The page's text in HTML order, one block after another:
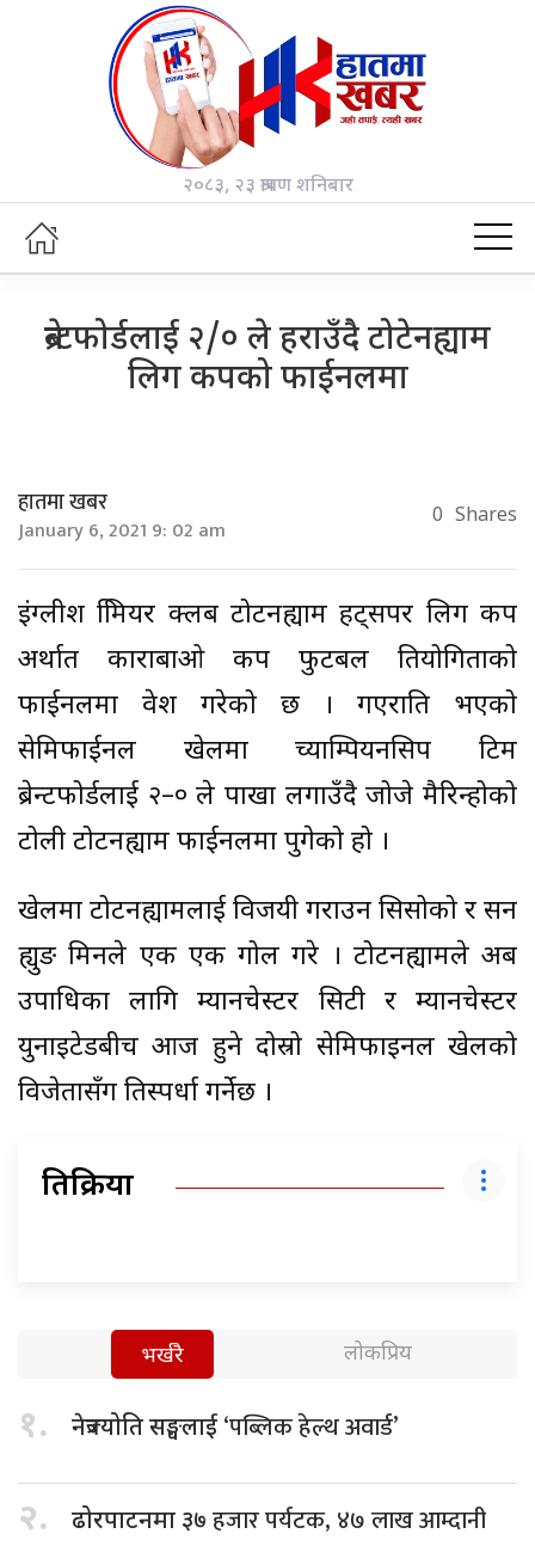
२०८३, २३ श्रावण शनिबार
ब्रेन्टफोर्डलाई २/० ले हराउँदै टोटेनह्याम
लिग कपको फाईनलमा
हातमा खबर
January 6, 2021 9: 02 am 0 Shares
इंग्लीश प्रिमियर क्लब टोटनह्याम हट्सपर लिग कप
अर्थात काराबाओ कप फुटबल प्रतियोगिताको
फाईनलमा प्रवेश गरेको छ । गएराति भएको
सेमिफाईनल खेलमा च्याम्पियनसिप टिम
ब्रेन्टफोर्डलाई २–० ले पाखा लगाउँदै जोजे मैरिन्होको
टोली टोटनह्याम फाईनलमा पुगेको हो ।
खेलमा टोटनह्यामलाई विजयी गराउन सिसोको र सन
ह्युङ मिनले एक एक गोल गरे । टोटनह्यामले अब
उपाधिका लागि म्यानचेस्टर सिटी र म्यानचेस्टर
युनाइटेडबीच आज हुने दोस्रो सेमिफाइनल खेलको
विजेतासँग प्रतिस्पर्धा गर्नेछ ।
प्रतिक्रिया
भर्खरै लोकप्रिय
१. नेत्रज्योति सङ्घलाई ‘पब्लिक हेल्थ अवार्ड’
२. ढोरपाटनमा ३७ हजार पर्यटक, ४७ लाख आम्दानी